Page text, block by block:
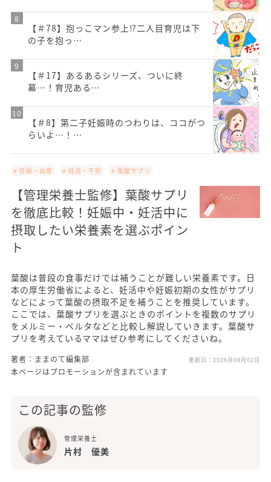
【＃78】抱っこマン参上⁉二人目育児は下
の子を抱っ…
【＃17】あるあるシリーズ、ついに終
幕…！育児ある…
【＃8】第二子妊娠時のつわりは、ココがつ
らいよ…！…
# 妊娠・出産 # 妊活・不妊 # 葉酸サプリ
【管理栄養士監修】葉酸サプリ
を徹底比較！妊娠中・妊活中に
摂取したい栄養素を選ぶポイン
ト
葉酸は普段の食事だけでは補うことが難しい栄養素です。日
本の厚生労働省によると、妊活中や妊娠初期の女性がサプリ
などによって葉酸の摂取不足を補うことを推奨しています。
ここでは、葉酸サプリを選ぶときのポイントを複数のサプリ
をメルミー・ベルタなどと比較し解説していきます。葉酸サ
プリを考えているママはぜひ参考にしてくださいね。
著者：ままのて編集部 更新日： 2026月08月02日
本ページはプロモーションが含まれています
この記事の監修
管理栄養士
片村 優美